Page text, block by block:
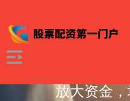
放大资金